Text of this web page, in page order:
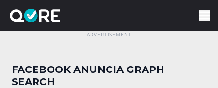
FACEBOOK ANUNCIA GRAPH
SEARCH